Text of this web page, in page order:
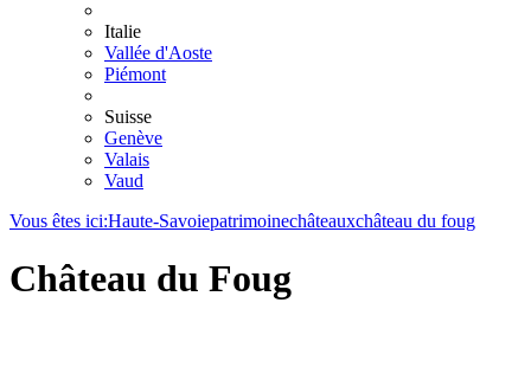
Italie
Vallée d'Aoste
Piémont
Suisse
Genève
Valais
Vaud
Vous êtes ici:Haute-Savoiepatrimoinechâteauxchâteau du foug
Château du Foug